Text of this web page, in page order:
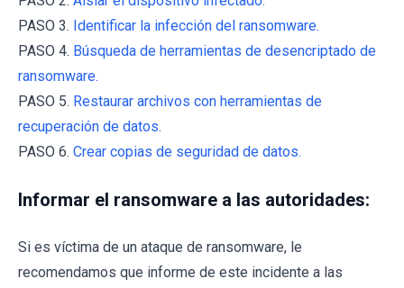
PASO 3. Identificar la infección del ransomware.
PASO 4. Búsqueda de herramientas de desencriptado de
ransomware.
PASO 5. Restaurar archivos con herramientas de
recuperación de datos.
PASO 6. Crear copias de seguridad de datos.
Informar el ransomware a las autoridades:
Si es víctima de un ataque de ransomware, le
recomendamos que informe de este incidente a las